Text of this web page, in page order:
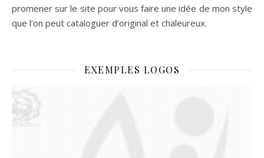
promener sur le site pour vous faire une idée de mon style
que l’on peut cataloguer d’original et chaleureux.
EXEMPLES LOGOS